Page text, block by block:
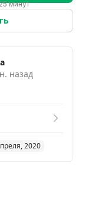
минут
назад
2020